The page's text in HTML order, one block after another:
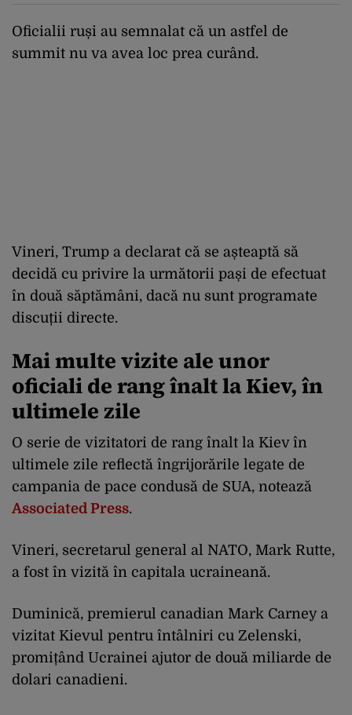
Oficialii ruși au semnalat că un astfel de
summit nu va avea loc prea curând.
Vineri, Trump a declarat că se așteaptă să
decidă cu privire la următorii pași de efectuat
în două săptămâni, dacă nu sunt programate
discuții directe.
Mai multe vizite ale unor
oficiali de rang înalt la Kiev, în
ultimele zile
O serie de vizitatori de rang înalt la Kiev în
ultimele zile reflectă îngrijorările legate de
campania de pace condusă de SUA, notează
Associated Press.
Vineri, secretarul general al NATO, Mark Rutte,
a fost în vizită în capitala ucraineană.
Duminică, premierul canadian Mark Carney a
vizitat Kievul pentru întâlniri cu Zelenski,
promițând Ucrainei ajutor de două miliarde de
dolari canadieni.